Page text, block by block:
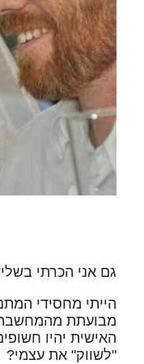
גם אני הכרתי
הייתי מחסידי
מבועתת מהמחשבה
האישית יהיו
"לשווק" את עצמי?